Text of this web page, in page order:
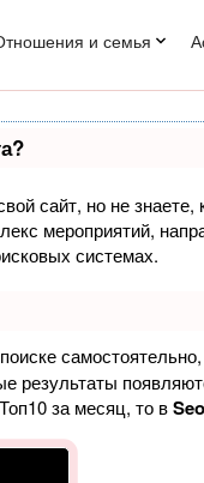
и семья
сайт, но не
мероприятий,
системах.
результаты
за месяц, то в